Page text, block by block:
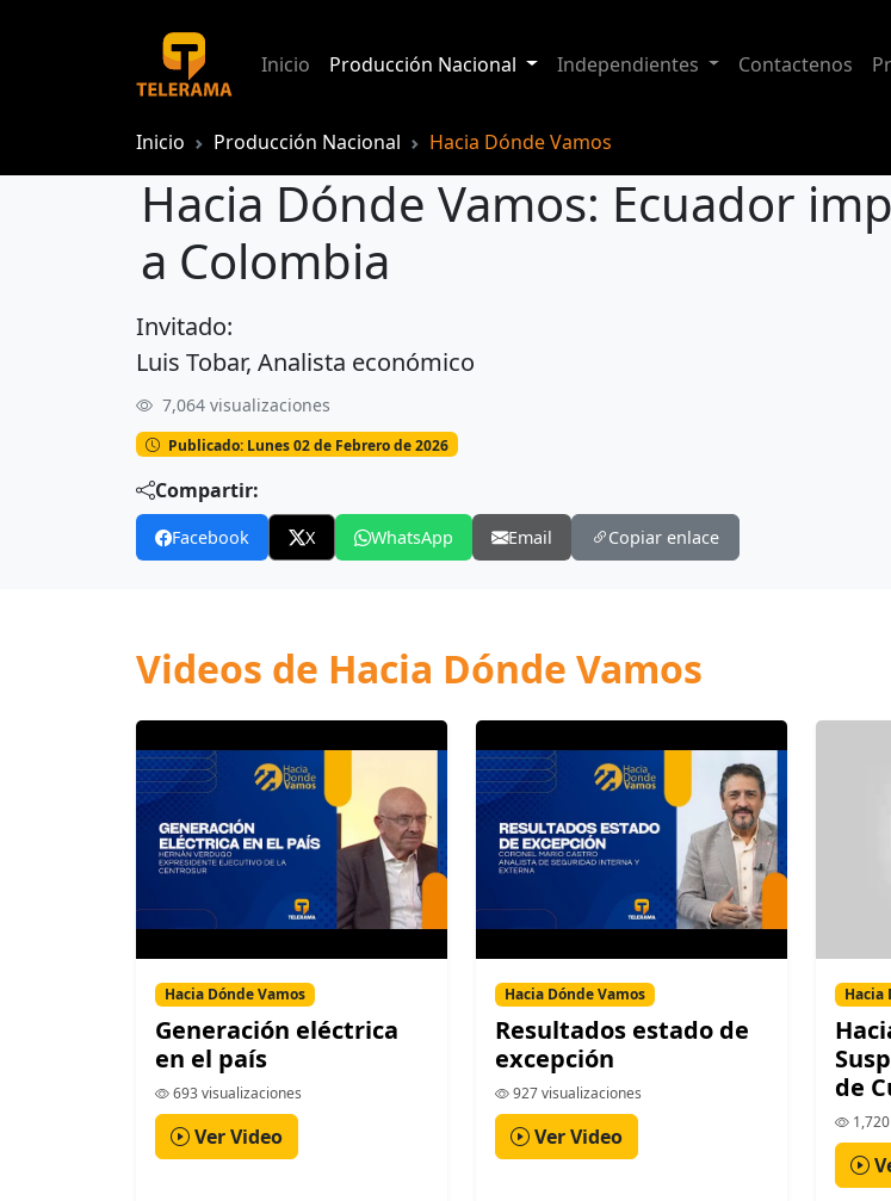
Inicio Producción Nacional Independientes Contactenos
Inicio Producción Nacional Hacia Dónde Vamos
Hacia Dónde Vamos: Ecuador
a Colombia
Hacia Dónde Vamos: Ecuador impondrá nuevos aranceles a Colombia
Invitado:
Luis Tobar, Analista económico
7,064 visualizaciones
Publicado: Lunes 02 de Febrero de 2026
Compartir:
Facebook X WhatsApp Email Copiar enlace
Videos de Hacia Dónde Vamos
Hacia Dónde Vamos
Generación eléctrica
en el país
693 visualizaciones
Ver Video
Hacia Dónde Vamos
Resultados estado de
excepción
927 visualizaciones
Ver Video
Hacia
de